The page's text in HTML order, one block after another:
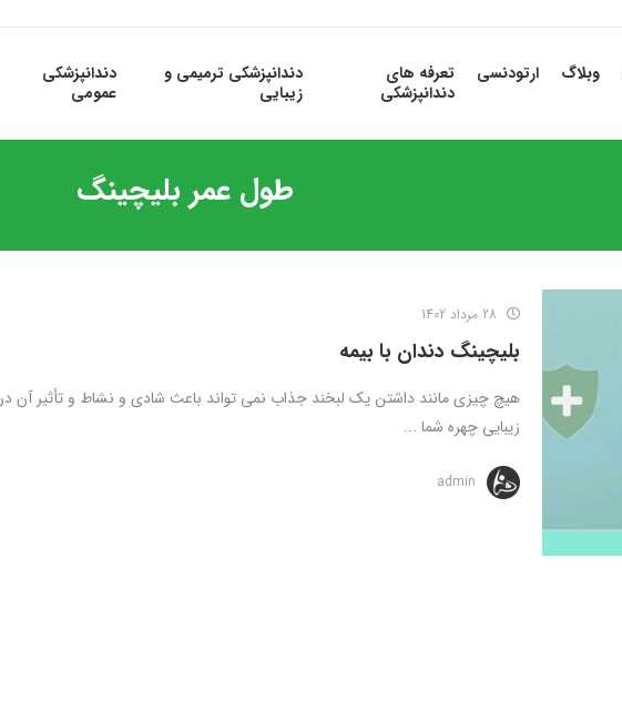
وبلاگ ارتودنسی
تعرفه های
دندانپزشکی
دندانپزشکی ترمیمی و
زیبایی
دندانپزشکی
عمومی
طول عمر بلیچینگ
بلیچینگ دندان با بیمه
هیچ چیزی مانند داشتن یک لبخند جذاب نمی تواند باعث شادی و نشاط و تأثیر آن در
زیبایی چهره شما ...
admin